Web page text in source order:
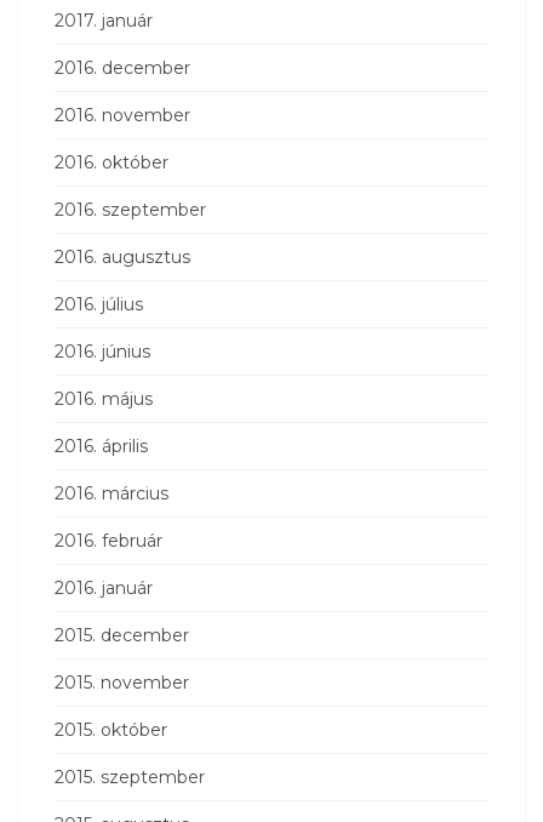
2017. január
2016. december
2016. november
2016. október
2016. szeptember
2016. augusztus
2016. július
2016. június
2016. május
2016. április
2016. március
2016. február
2016. január
2015. december
2015. november
2015. október
2015. szeptember